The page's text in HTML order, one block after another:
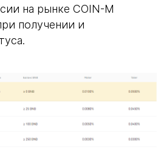
на рынке COIN-M
получении и